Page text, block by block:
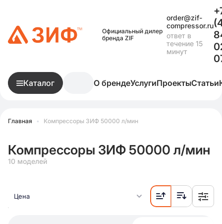
Официальный дилер
бренда ZIF
order@zif-
compressor.ru
ответ в
течение 15
минут
Каталог О брендеУслугиПроектыСтатьи
Главная • Компрессоры ЗИФ 50000 л/мин
Компрессоры ЗИФ 50000 л/мин
10 моделей
Цена